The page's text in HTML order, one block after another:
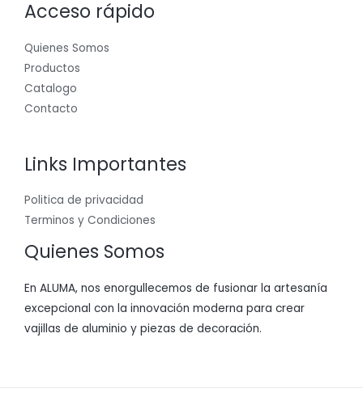
Acceso rápido
Quienes Somos
Productos
Catalogo
Contacto
Links Importantes
Politica de privacidad
Terminos y Condiciones
Quienes Somos
En ALUMA, nos enorgullecemos de fusionar la artesanía
excepcional con la innovación moderna para crear
vajillas de aluminio y piezas de decoración.